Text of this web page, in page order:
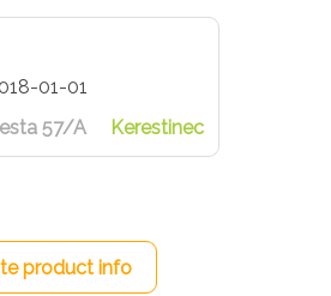
01-01
57/A
Kerestinec
product info